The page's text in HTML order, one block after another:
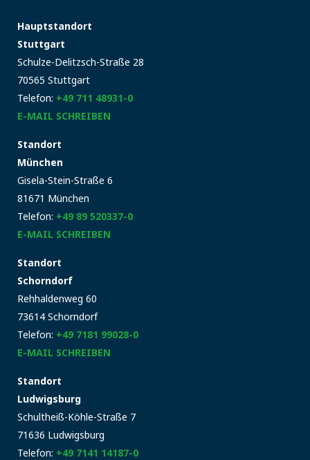
Hauptstandort
Stuttgart
Schulze-Delitzsch-Straße 28
70565 Stuttgart
Telefon: +49 711 48931-0
E-MAIL SCHREIBEN
Standort
München
Gisela-Stein-Straße 6
81671 München
Telefon: +49 89 520337-0
E-MAIL SCHREIBEN
Standort
Schorndorf
Rehhaldenweg 60
73614 Schorndorf
Telefon: +49 7181 99028-0
E-MAIL SCHREIBEN
Standort
Ludwigsburg
Schultheiß-Köhle-Straße 7
71636 Ludwigsburg
Telefon: +49 7141 14187-0